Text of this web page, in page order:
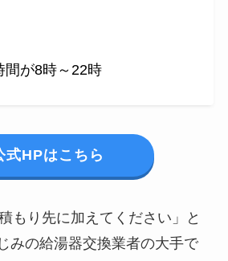
間が8時～22時
式HPはこちら
もり先に加えてください」と
みの給湯器交換業者の大手で